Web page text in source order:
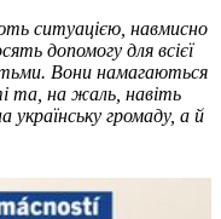
ситуацією, навмисно
допомогу для всієї
Вони намагаються
та, на жаль, навіть
українську громаду, а й